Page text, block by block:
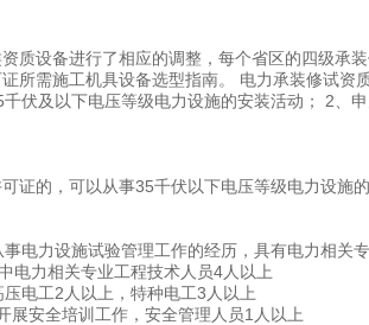
质设备进行了相应的调整，每个省区的四级承
所需施工机具设备选型指南。 电力承装修试
千伏及以下电压等级电力设施的安装活动； 2
证的，可以从事35千伏以下电压等级电力设施
电力设施试验管理工作的经历，具有电力相关
电力相关专业工程技术人员4人以上
电工2人以上，特种电工3人以上
展安全培训工作，安全管理人员1人以上